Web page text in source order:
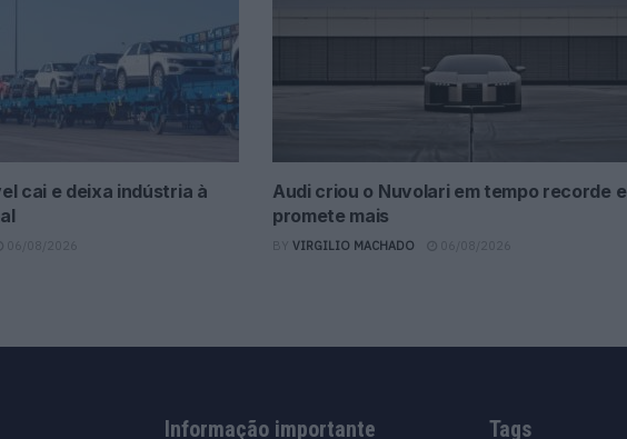
cai e deixa indústria à
Audi criou o Nuvolari em tempo recorde e
promete mais
BY VIRGILIO MACHADO
Informação importante Tags